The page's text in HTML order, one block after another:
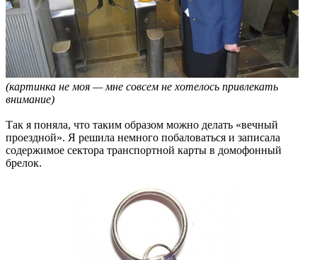
(картинка не моя — мне совсем не хотелось привлекать
внимание)
Так я поняла, что таким образом можно делать «вечный
проездной». Я решила немного побаловаться и записала
содержимое сектора транспортной карты в домофонный
брелок.